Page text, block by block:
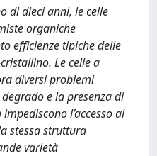
di dieci anni, le celle
organiche
efficienze tipiche delle
Le celle a
diversi problemi
e la presenza di
l’accesso al
stessa struttura
varietà